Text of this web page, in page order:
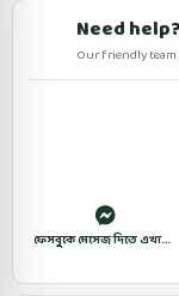
Need help?
Our friendly team
ফেসবুকে মেসেজ দিতে এখানে ক্লিক করুন।